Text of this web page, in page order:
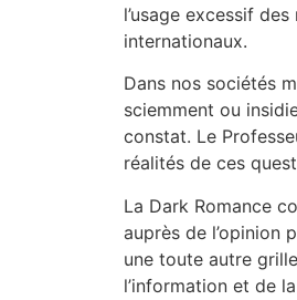
l’usage excessif
internationaux.
Dans nos sociétés
sciemment ou
constat. Le
réalités de ces
La Dark Romance
auprès de l’opinion
une toute autre
l’information et de